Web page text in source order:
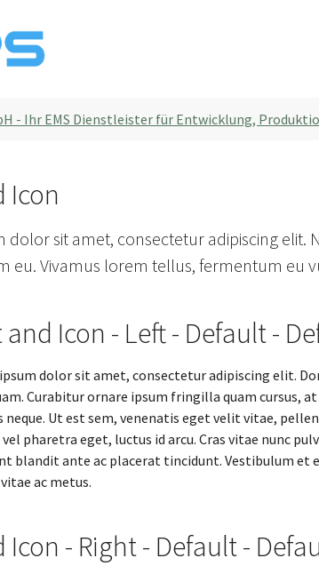
- Ihr EMS Dienstleister für Entwicklung,
Icon
dolor sit amet, consectetur adipiscing elit.
eu. Vivamus lorem tellus, fermentum eu
and Icon - Left - Default -
dolor sit amet, consectetur adipiscing elit.
Curabitur ornare ipsum fringilla quam cursus,
Ut est sem, venenatis eget velit vitae,
pharetra eget, luctus id arcu. Cras vitae nunc
blandit ante ac placerat tincidunt. Vestibulum et
ac metus.
Icon - Right - Default -